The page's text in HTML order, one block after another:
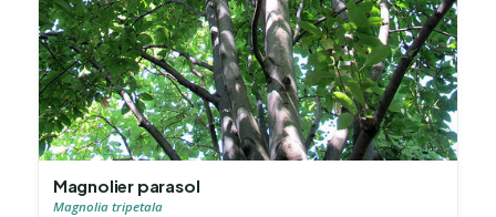
Magnolier parasol
Magnolia tripetala